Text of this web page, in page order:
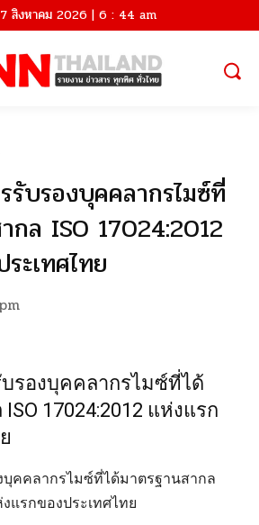
สิงหาคม 2026 | 6 : 44 am
บรองบุคคลากรไมซ์ที่
กล ISO 17024:2012
ะเทศไทย
รองบุคคลากรไมซ์ที่ได้
17024:2012 แห่งแรก
คคลากรไมซ์ที่ได้มาตรฐานสากล
แรกของประเทศไทย